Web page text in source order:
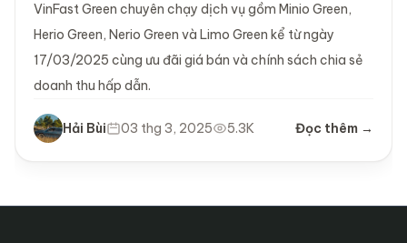
VinFast Green chuyên chạy dịch vụ gồm Minio Green,
Herio Green, Nerio Green và Limo Green kể từ ngày
17/03/2025 cùng ưu đãi giá bán và chính sách chia sẻ
doanh thu hấp dẫn.
Hải Bùi 03 thg 3, 2025 5.3K Đọc thêm →